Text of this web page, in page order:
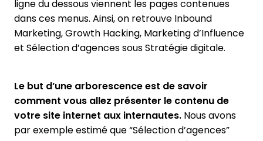
ligne du dessous viennent les pages contenues
dans ces menus. Ainsi, on retrouve Inbound
Marketing, Growth Hacking, Marketing d’Influence
et Sélection d’agences sous Stratégie digitale.
Le but d’une arborescence est de savoir
comment vous allez présenter le contenu de
votre site internet aux internautes. Nous avons
par exemple estimé que “Sélection d’agences”